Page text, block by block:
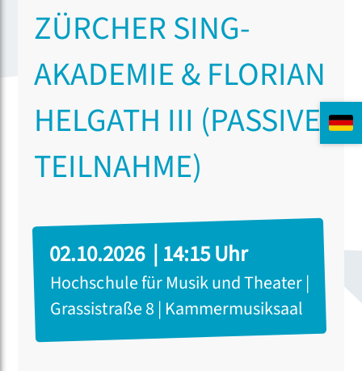
ZÜRCHER SING-
AKADEMIE & FLORIAN
HELGATH III (PASSIVE
TEILNAHME)
02.10.2026 | 14:15 Uhr
Hochschule für Musik und Theater |
Grassistraße 8 | Kammermusiksaal